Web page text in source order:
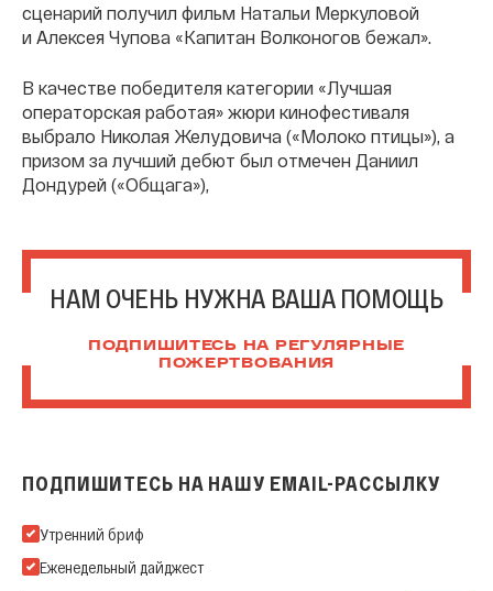
сценарий получил фильм Натальи Меркуловой
и Алексея Чупова «Капитан Волконогов бежал».
В качестве победителя категории «Лучшая
операторская работая» жюри кинофестиваля
выбрало Николая Желудовича («Молоко птицы»), а
призом за лучший дебют был отмечен Даниил
Дондурей («Общага»),
НАМ ОЧЕНЬ НУЖНА ВАША ПОМОЩЬ
ПОДПИШИТЕСЬ НА РЕГУЛЯРНЫЕ
ПОЖЕРТВОВАНИЯ
ПОДПИШИТЕСЬ НА НАШУ EMAIL-РАССЫЛКУ
Подпишитесь на нашу Email-рассылку
Утренний бриф
Еженедельный дайджест